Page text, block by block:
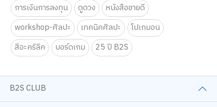
การเงินการลงทุน
ดูดวง
หนังสือขายดี
workshop-ศิลปะ
เทคนิคศิลปะ
โปเกมอน
สีอะคริลิค
บอร์ดเกม 25 ปี B2S
B2S CLUB